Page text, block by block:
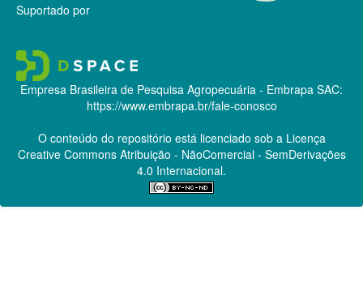
Suportado por
Empresa Brasileira de Pesquisa Agropecuária - Embrapa SAC:
https://www.embrapa.br/fale-conosco
O conteúdo do repositório está licenciado sob a Licença
Creative CommonsAtribuição - NãoComercial - SemDerivações
4.0 Internacional.